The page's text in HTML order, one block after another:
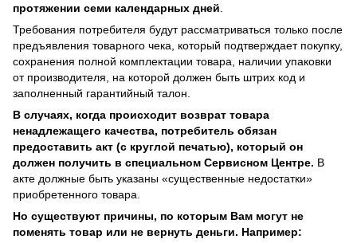
протяжении семи календарных дней
Требования потребителя будут рассматриваться только после
предъявления товарного чека, который подтверждает покупку,
сохранения полной комплектации товара, наличии упаковки
от производителя, на которой должен быть штрих код и
заполненный гарантийный талон.
В случаях, когда происходит возврат товара
ненадлежащего качества, потребитель обязан
предоставить акт (с круглой печатью), который он
должен получить в специальном Сервисном Центре. В
акте должные быть указаны «существенные недостатки»
приобретенного товара.
Но существуют причины, по которым Вам могут не
поменять товар или не вернуть деньги. Например: